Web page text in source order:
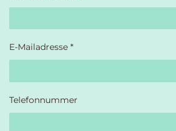
E-Mailadresse *
Telefonnummer